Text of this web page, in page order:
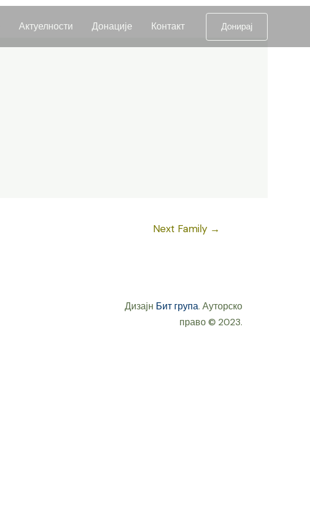
Актуелности Донације Контакт Донирај
Next Family →
Дизајн Бит група. Ауторско
право © 2023.